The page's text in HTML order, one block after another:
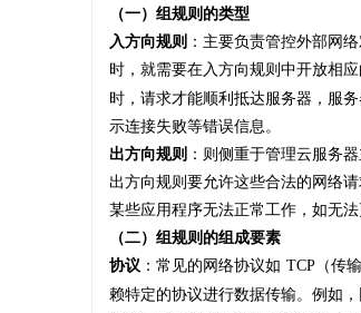
（一）组规则的类型
入方向规则 ：主要负责管控外部网
时，就需要在入方向规则中开放相
时，请求才能顺利抵达服务器，服
示连接失败等错误信息。
出方向规则 ：则侧重于管理云服务
出方向规则要允许这些合法的网络
某些应用程序无法正常工作，如无
（二）组规则的组成要素
协议 ：常见的网络协议如 TCP（传
赖特定的协议进行数据传输。例如